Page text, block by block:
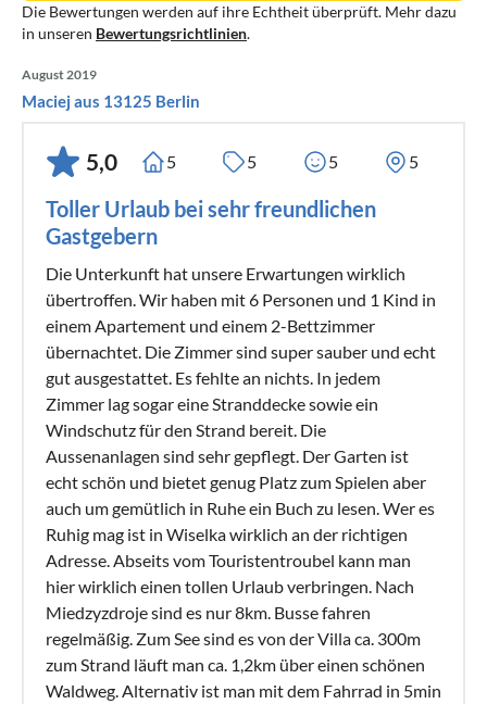
Die Bewertungen werden auf ihre Echtheit überprüft. Mehr dazu
in unseren Bewertungsrichtlinien.
August 2019
Maciej aus 13125 Berlin
5,0 5 5 5 5
Toller Urlaub bei sehr freundlichen
Gastgebern
Die Unterkunft hat unsere Erwartungen wirklich
übertroffen. Wir haben mit 6 Personen und 1 Kind in
einem Apartement und einem 2-Bettzimmer
übernachtet. Die Zimmer sind super sauber und echt
gut ausgestattet. Es fehlte an nichts. In jedem
Zimmer lag sogar eine Stranddecke sowie ein
Windschutz für den Strand bereit. Die
Aussenanlagen sind sehr gepflegt. Der Garten ist
echt schön und bietet genug Platz zum Spielen aber
auch um gemütlich in Ruhe ein Buch zu lesen. Wer es
Ruhig mag ist in Wiselka wirklich an der richtigen
Adresse. Abseits vom Touristentroubel kann man
hier wirklich einen tollen Urlaub verbringen. Nach
Miedzyzdroje sind es nur 8km. Busse fahren
regelmäßig. Zum See sind es von der Villa ca. 300m
zum Strand läuft man ca. 1,2km über einen schönen
Waldweg. Alternativ ist man mit dem Fahrrad in 5min